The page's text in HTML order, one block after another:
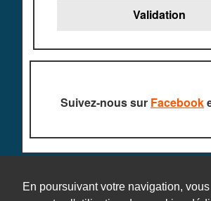
En poursuivant votre navigation, vous
Suivez-nous sur Facebook